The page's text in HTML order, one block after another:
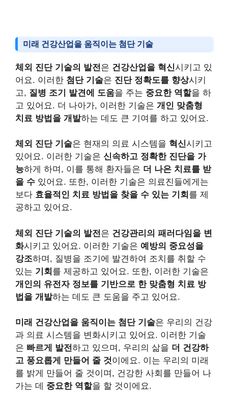
미래 건강산업을 움직이는 첨단 기술
체외 진단 기술의 발전 은 건강산업을 혁신시키고 있
어요. 이러한 첨단 기술은 진단 정확도를 향상시키
고, 질병 조기 발견에 도움을 주는 중요한 역할을 하
고 있어요. 더 나아가, 이러한 기술은 개인 맞춤형
치료 방법을 개발하는 데도 큰 기여를 하고 있어요.
체외 진단 기술은 현재의 의료 시스템을 혁신시키고
있어요. 이러한 기술은 신속하고 정확한 진단을 가
능하게 하며, 이를 통해 환자들은 더 나은 치료를 받
을 수 있어요. 또한, 이러한 기술은 의료진들에게는
보다 효율적인 치료 방법을 찾을 수 있는 기회 를 제
공하고 있어요.
체외 진단 기술의 발전 은 건강관리의 패러다임을 변
화시키고 있어요. 이러한 기술은 예방의 중요성을
강조하며, 질병을 조기에 발견하여 조치를 취할 수
있는 기회 를 제공하고 있어요. 또한, 이러한 기술은
개인의 유전자 정보를 기반으로 한 맞춤형 치료 방
법을 개발하는 데도 큰 도움을 주고 있어요.
미래 건강산업을 움직이는 첨단 기술은 우리의 건강
과 의료 시스템을 변화시키고 있어요. 이러한 기술
은 빠르게 발전하고 있으며, 우리의 삶을 더 건강하
고 풍요롭게 만들어 줄 것이에요. 이는 우리의 미래
를 밝게 만들어 줄 것이며, 건강한 사회를 만들어 나
가는 데 중요한 역할을 할 것이에요.